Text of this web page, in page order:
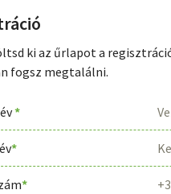
ki az űrlapot a
fogsz megtalálni.
*
*
*